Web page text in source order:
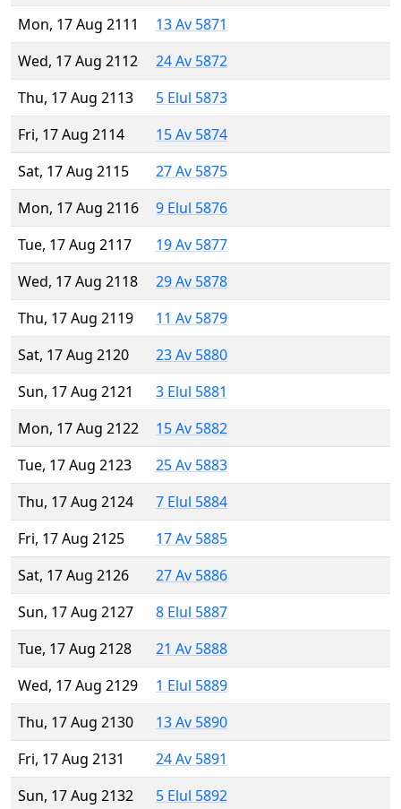
Mon, 17 Aug 2111
13 Av 5871
Wed, 17 Aug 2112
24 Av 5872
Thu, 17 Aug 2113
5 Elul 5873
Fri, 17 Aug 2114
15 Av 5874
Sat, 17 Aug 2115
27 Av 5875
Mon, 17 Aug 2116
9 Elul 5876
Tue, 17 Aug 2117
19 Av 5877
Wed, 17 Aug 2118
29 Av 5878
Thu, 17 Aug 2119
11 Av 5879
Sat, 17 Aug 2120
23 Av 5880
Sun, 17 Aug 2121
3 Elul 5881
Mon, 17 Aug 2122
15 Av 5882
Tue, 17 Aug 2123
25 Av 5883
Thu, 17 Aug 2124
7 Elul 5884
Fri, 17 Aug 2125
17 Av 5885
Sat, 17 Aug 2126
27 Av 5886
Sun, 17 Aug 2127
8 Elul 5887
Tue, 17 Aug 2128
21 Av 5888
Wed, 17 Aug 2129
1 Elul 5889
Thu, 17 Aug 2130
13 Av 5890
Fri, 17 Aug 2131
24 Av 5891
Sun, 17 Aug 2132
5 Elul 5892